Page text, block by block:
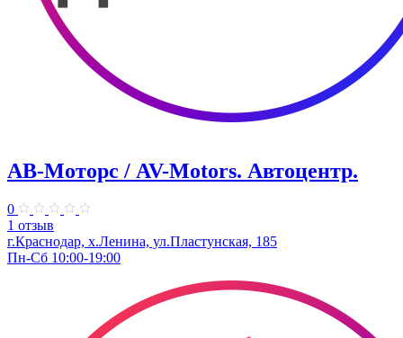
АВ-Моторс / AV-Motors. Автоцентр.
0
1 отзыв
г.Краснодар, х.Ленина, ул.Пластунская, 185
Пн-Сб 10:00-19:00